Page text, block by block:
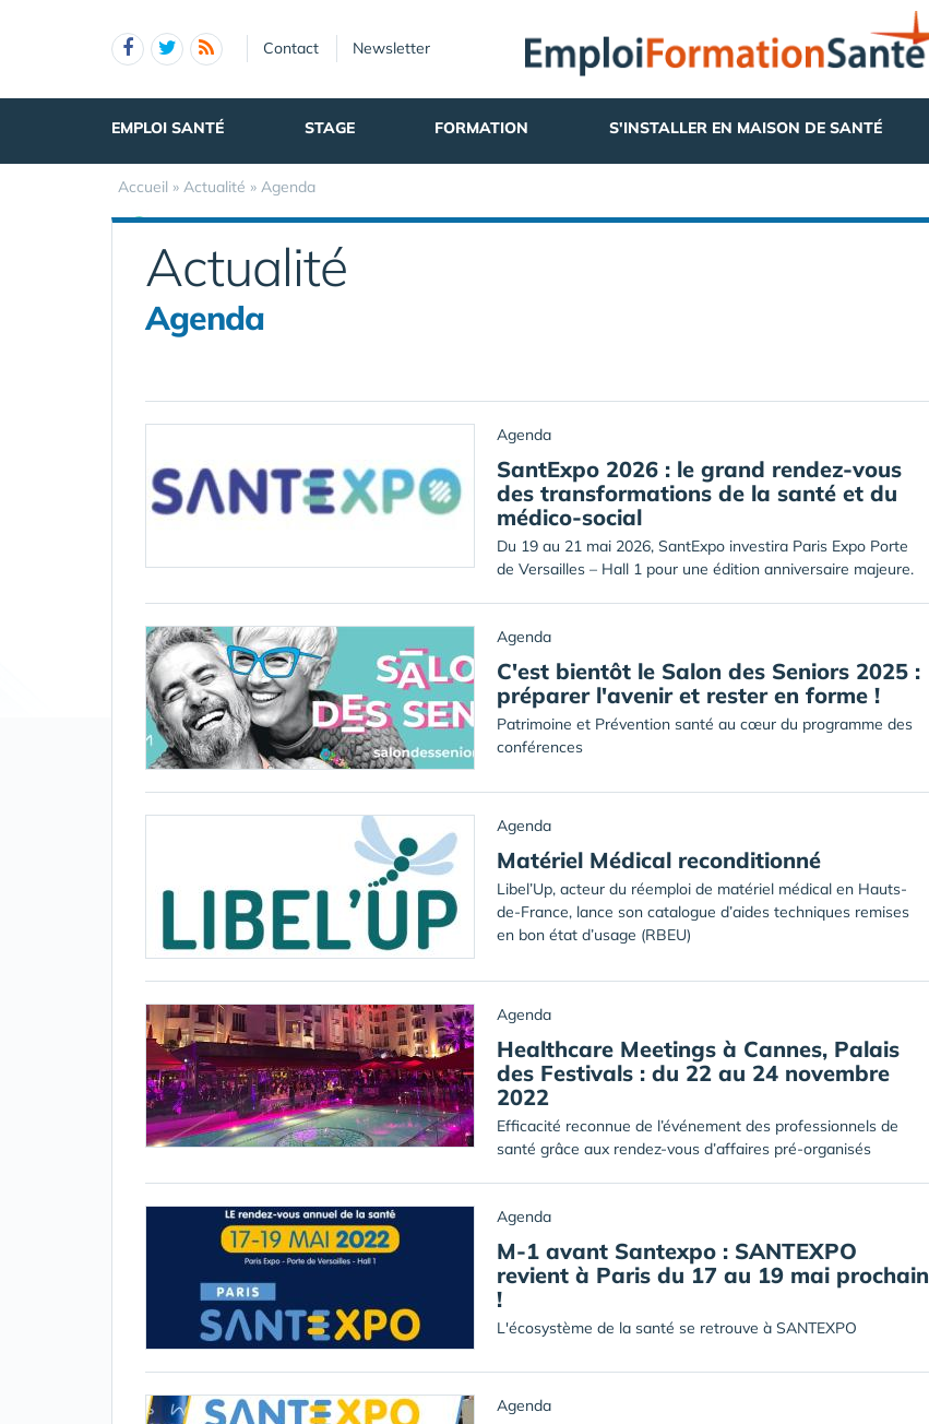
Contact Newsletter
EMPLOI SANTÉ STAGE FORMATION S'INSTALLER EN MAISON DE SANTÉ
Accueil » Actualité » Agenda
Actualité
Agenda
Agenda
SantExpo 2026 : le grand rendez-vous
des transformations de la santé et du
médico-social
Du 19 au 21 mai 2026, SantExpo investira Paris Expo Porte
de Versailles – Hall 1 pour une édition anniversaire majeure.
Agenda
C'est bientôt le Salon des Seniors 2025 :
préparer l'avenir et rester en forme !
Patrimoine et Prévention santé au cœur du programme des
conférences
Agenda
Matériel Médical reconditionné
Libel’Up, acteur du réemploi de matériel médical en Hauts-
de-France, lance son catalogue d’aides techniques remises
en bon état d’usage (RBEU)
Agenda
Healthcare Meetings à Cannes, Palais
des Festivals : du 22 au 24 novembre
2022
Efficacité reconnue de l’événement des professionnels de
santé grâce aux rendez-vous d’affaires pré-organisés
Agenda
M-1 avant Santexpo : SANTEXPO
revient à Paris du 17 au 19 mai prochain
!
L'écosystème de la santé se retrouve à SANTEXPO
Agenda